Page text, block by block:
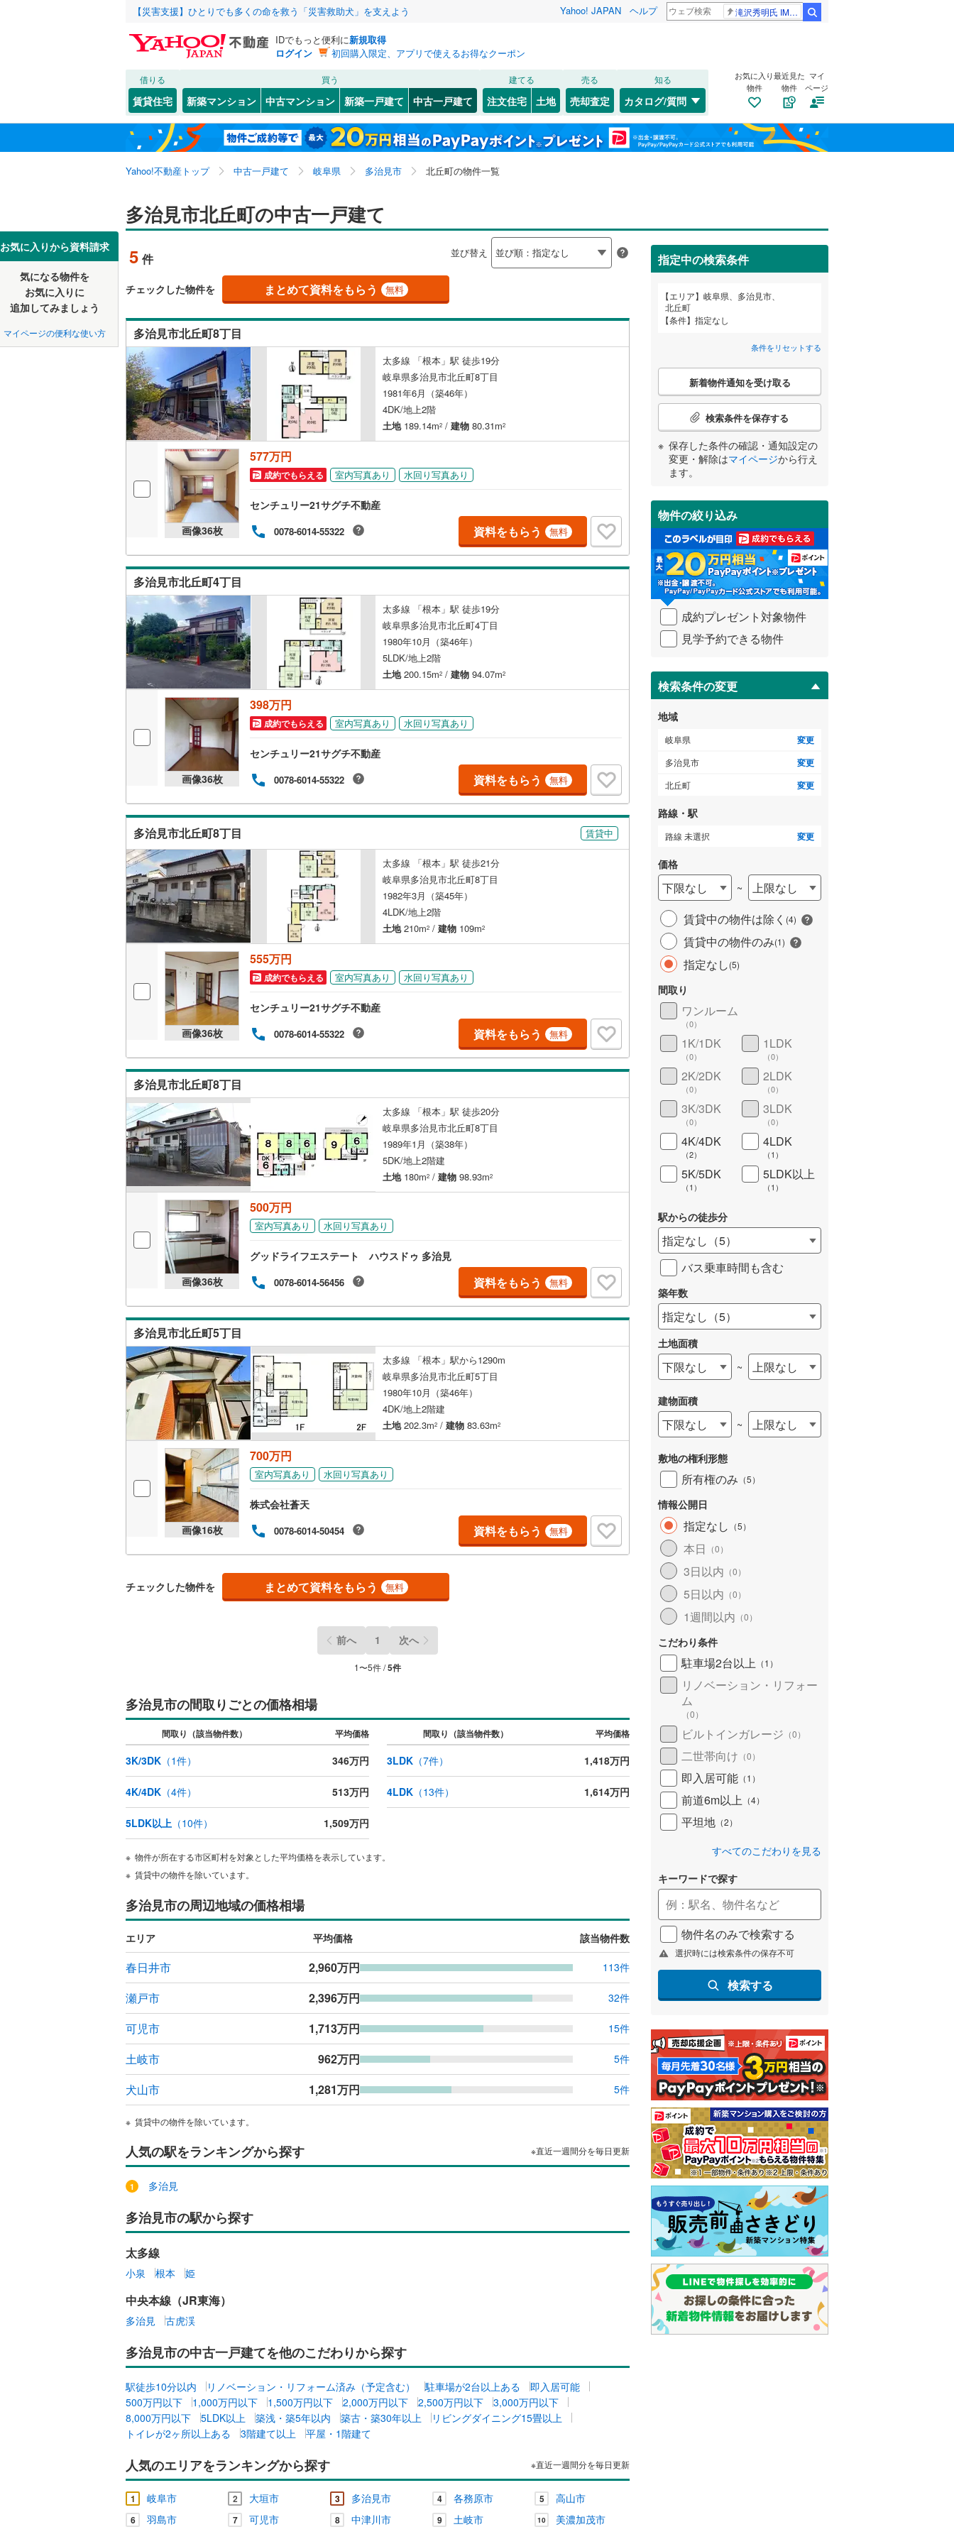
【災害支援】ひとりでも多くの命を救う「災害救助犬」を支えよう Yahoo! JAPAN ヘルプ 滝沢秀明氏 IMPACT26
IDでもっと便利に新規取得
ログイン
初回購入限定、アプリで使えるお得なクーポン
借りる
賃貸住宅
買う
新築マンション 中古マンション 新築一戸建て 中古一戸建て
建てる
注文住宅 土地
売る
売却査定
知る
カタログ/質問
お気に入り
物件
最近見た
物件
マイ
ページ
Yahoo!不動産トップ 中古一戸建て 岐阜県 多治見市 北丘町の物件一覧
お気に入りから資料請求
気になる物件を
お気に入りに
追加してみましょう
マイページの便利な使い方
多治見市北丘町の中古一戸建て
5 件 並び替え
チェックした物件を まとめて資料をもらう 無料
多治見市北丘町8丁目
太多線 「根本」駅 徒歩19分
岐阜県多治見市北丘町8丁目
1981年6月（築46年）
4DK/地上2階
土地189.14m2 / 建物 80.31m2
画像36枚
577万円
成約でもらえる 室内写真あり 水回り写真あり
センチュリー21サグチ不動産
0078-6014-55322 資料をもらう 無料
多治見市北丘町4丁目
太多線 「根本」駅 徒歩19分
岐阜県多治見市北丘町4丁目
1980年10月（築46年）
5LDK/地上2階
土地200.15m2 / 建物 94.07m2
画像36枚
398万円
成約でもらえる 室内写真あり 水回り写真あり
センチュリー21サグチ不動産
0078-6014-55322 資料をもらう 無料
多治見市北丘町8丁目 賃貸中
太多線 「根本」駅 徒歩21分
岐阜県多治見市北丘町8丁目
1982年3月（築45年）
4LDK/地上2階
土地210m2 / 建物 109m2
画像36枚
555万円
成約でもらえる 室内写真あり 水回り写真あり
センチュリー21サグチ不動産
0078-6014-55322 資料をもらう 無料
多治見市北丘町8丁目
太多線 「根本」駅 徒歩20分
岐阜県多治見市北丘町8丁目
1989年1月（築38年）
5DK/地上2階建
土地180m2 / 建物 98.93m2
画像36枚
500万円
室内写真あり 水回り写真あり
グッドライフエステート ハウスドゥ 多治見
0078-6014-56456 資料をもらう 無料
多治見市北丘町5丁目
太多線 「根本」駅から1290m
岐阜県多治見市北丘町5丁目
1980年10月（築46年）
4DK/地上2階建
土地202.3m2 / 建物 83.63m2
画像16枚
700万円
室内写真あり 水回り写真あり
株式会社蒼天
0078-6014-50454 資料をもらう 無料
チェックした物件を まとめて資料をもらう 無料
前へ 1 次へ
1〜5件 /5件
多治見市の間取りごとの価格相場
間取り（該当物件数） 平均価格 間取り（該当物件数） 平均価格
3K/3DK （1件） 346万円 3LDK（7件） 1,418万円
4K/4DK （4件） 513万円 4LDK（13件） 1,614万円
5LDK以上 （10件） 1,509万円
物件が所在する市区町村を対象とした平均価格を表示しています。
賃貸中の物件を除いています。
多治見市の周辺地域の価格相場
エリア 平均価格 該当物件数
春日井市 2,960万円 113件
瀬戸市 2,396万円 32件
可児市 1,713万円 15件
土岐市 962万円 5件
犬山市 1,281万円 5件
賃貸中の物件を除いています。
人気の駅をランキングから探す ※直近一週間分を毎日更新
多治見
多治見市の駅から探す
太多線
小泉 根本 姫
中央本線（JR東海）
多治見 古虎渓
多治見市の中古一戸建てを他のこだわりから探す
駅徒歩10分以内 リノベーション・リフォーム済み（予定含む） 駐車場が2台以上ある
即入居可能
500万円以下
1,000万円以下 1,500万円以下 2,000万円以下 2,500万円以下
3,000万円以下
8,000万円以下
5LDK以上 築浅・築5年以内 築古・築30年以上
リビングダイニング15畳以上
トイレが2ヶ所以上ある
3階建て以上 平屋・1階建て
人気のエリアをランキングから探す ※直近一週間分を毎日更新
1 岐阜市 2 大垣市 3 多治見市 4 各務原市 5 高山市
6 羽島市 7 可児市 8 中津川市 9 土岐市 10 美濃加茂市
指定中の検索条件
エリア
岐阜県、多治見市、
北丘町
条件
指定なし
条件をリセットする
こ
検
条
件
受
け
取
る
・
条
件
を
イ
ペ
ジ
に
保
存
す
る
新着物件通知を受け取る
検索条件を保存する
保存した条件の確認・通知設定の
変更・解除はマイページから行え
ます。
物件の絞り込み
成約プレゼント対象物件
見学予約できる物件
検索条件の変更
地域
岐阜県 変更
多治見市 変更
北丘町 変更
路線・駅
路線 未選択 変更
価格
下限なし ~
上限なし
賃貸中の物件は除く (4)
賃貸中の物件のみ(1)
指定なし(5)
間取り
ワンルーム
（0）
1K/1DK
（0）
1LDK
（0）
2K/2DK
（0）
2LDK
（0）
3K/3DK
（0）
3LDK
（0）
4K/4DK
（2）
4LDK
（1 ）
5K/5DK
（1 ）
5LDK以上
（1 ）
駅からの徒歩分
指定なし （5）
バス乗車時間も含む
築年数
指定なし （5）
土地面積
下限なし ~ 上限なし
建物面積
下限なし ~ 上限なし
敷地の権利形態
所有権のみ （5）
情報公開日
指定なし （5）
本日 （0）
3日以内 （0）
5日以内 （0）
1週間以内 （0）
こだわり条件
駐車場2台以上 （1 ）
リノベーション・リフォー
ム
（0）
ビルトインガレージ （0）
二世帯向け （0）
即入居可能 （1 ）
前道6m以上 （4）
平坦地 （2）
すべてのこだわりを見る
キーワードで探す
物件名のみで検索する
選択時には検索条件の保存不可
検索する
北海道 北海道
東北 青森 岩手 宮城 秋田 山形 福島
関東 東京 神奈川 埼玉 千葉
信越・北陸 新潟 長野
三重
近畿 大阪 兵庫
中国 鳥取 島根 岡山 広島 山口
香川 愛媛 高知
九州・沖縄 福岡 佐賀 長崎 鹿児島 沖縄
該当物件0件 この条件で検索する
岐阜市(55) 大垣市(48) 高山市(1)
多治見市(46) 関市(12) 中津川市(5)
美濃市
3) 瑞浪市(
恵那市(13
各務原市(17) 可児市(16) 山県市(4)
飛騨市(0) 本巣市(7)
郡上市(0)
養老郡養老町(
安八郡輪之内町
安八郡安八町 揖斐郡揖斐川町(1)
揖斐郡大野町(4 揖斐郡池田町 本巣郡北方町(1)
加茂郡坂祝町(1 加茂郡富加町 加茂郡川辺町(0)
加茂郡七宗町
加茂郡白川町(0)
加茂郡東白川村(0) 可児郡御嵩町 大野郡白川村
該当物件0件 この条件で検索する
赤坂町(1) 市之倉町(5) 大針町(1)
大畑町(1) 大畑町大洞(1) 小名田町(2)
小名田町小滝( ) 北丘町(
下沢町(1
高田町(1) 滝呂町(4) 根本町(1)
広小路(1) 平和町(1)
星ケ台(1)
笠原町( 1)
該当物件0件 この条件で検索する
JR 東海道本線(0) 中央本線（JR東海）( 0) 高山本線（JR東海）(0)
太多線(5) 東海道新幹線(0)
私鉄・その他 長良川鉄道(0) 名鉄名古屋本線(0) 名鉄竹鼻線(0)
樽見鉄道(
該当物件0件 この条件で検索する
該当物件0件 この条件で検索する
こだわり条件 リフォーム、リノベーション
リノベーション・リフォーム
（0）
築古・築30年以上（5）
設備
床暖房（
駐車場2台以上（1） ビルトインガレージ（0） 太陽光発電システム（0）
（2）
防犯カメラ（ 0）
）
二世帯向け（0） 平屋・1階建て 3階建て以上（0）
サービスルーム（納戸）（0）
最寄りの駅が始発駅 小学校まで1km以内（0）
） 角地（ 0 ） 南道路（1）
リビングダイニング15畳以上
キッチン
独立型キッチン（0） 対面キッチン（0）
販売、価格、契約、入居関連など
即入居可能（1）
浴室乾燥機あり（1）
ウォークインクローゼット
）
床下収納
バルコニー、庭
ウッドデッキあり（0）
構造・規模・施工・品質・工法関連
耐震、免震、制震構造
住宅性能評価付き（0） 長期優良住宅 ）
オンライン内見(相談)可（0） IT重説可
オンライン対応とは？ 詳しく見る
該当物件0件 この条件で検索する
検索条件を保存しました
この検索条件の新着物件通知は、 マイページから設定できます。
保存した条件を見る
岐阜県、多治見市、北丘町
検索条件を保存する
マイページ
お気に入りリストを見る
閉じる
お気に入りリストを見る
閉じる